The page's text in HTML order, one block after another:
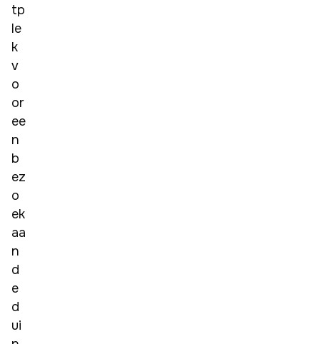
tp
le
k
v
o
or
ee
n
b
ez
o
ek
aa
n
d
e
d
ui